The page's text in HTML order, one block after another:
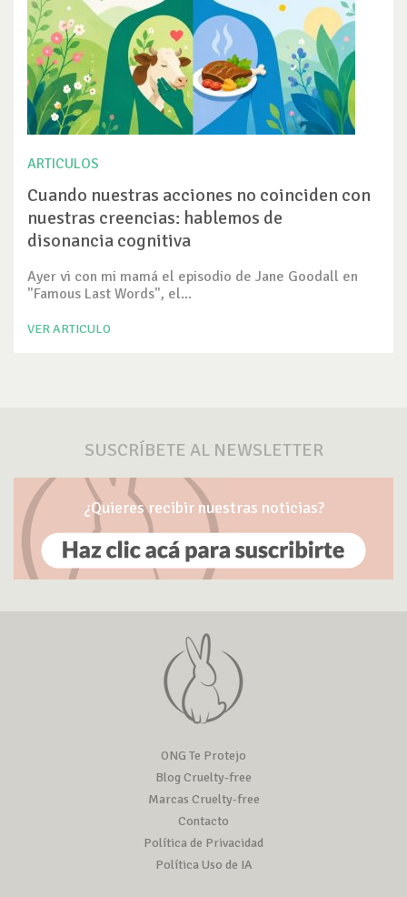
ARTICULOS
Cuando nuestras acciones no coinciden con
nuestras creencias: hablemos de
disonancia cognitiva
Ayer vi con mi mamá el episodio de Jane Goodall en
"Famous Last Words", el...
VER ARTICULO
SUSCRÍBETE AL NEWSLETTER
¿Quieres recibir nuestras noticias?
ONG Te Protejo
Blog Cruelty-free
Marcas Cruelty-free
Contacto
Política de Privacidad
Política Uso de IA